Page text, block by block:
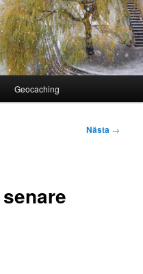
Geocaching
Nästa →